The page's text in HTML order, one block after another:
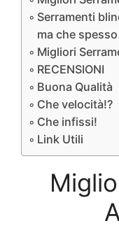
Serramenti
ma che
Migliori
RECENSIONI
Buona Qualità
Che velocità!?
Che infissi!
Link Utili